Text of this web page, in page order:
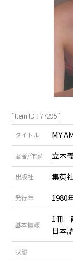
[ Item ID : 77295 ]
タイトル MY
著者/作家 立木
出版社 集英
発行年 1980
基本情報
1冊
日本
状態